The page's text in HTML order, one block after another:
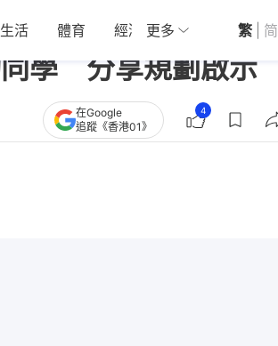
生活 體育 經濟 01深圳 觀點
更多 繁 简
學 分享規劃啟示
在Google
追蹤《香港01》
4